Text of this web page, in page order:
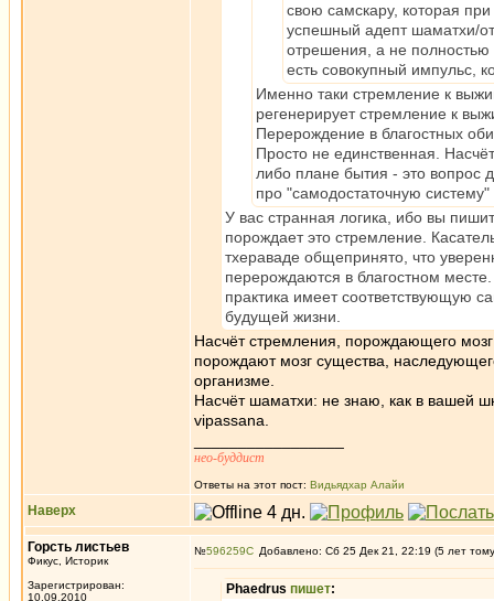
свою самскару, которая
успешный адепт шаматхи/
отрешения, а не полностью
есть совокупный импульс,
Именно таки стремление к
регенерирует стремление к
Перерождение в благостных
Просто не единственная.
либо плане бытия - это вопрос
про "самодостаточную систему"
У вас странная логика, ибо вы
порождает это стремление.
тхераваде общепринято, что
перерождаются в благостном
практика имеет соответствующую
будущей жизни.
Насчёт стремления, порождающего
порождают мозг существа,
организме.
Насчёт шаматхи: не знаю, как в вашей
vipassana.
нео-буддист
Ответы на этот пост: Видьядхар Алайи
Наверх
Горсть листьев
Фикус, Историк
Зарегистрирован:
10.09.2010
№596259 Добавлено: Сб 25 Дек 21, 22:19 (5 лет
Phaedrus пишет: